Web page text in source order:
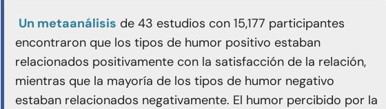
Un metaanálisis de 43 estudios con 15,177 participantes
encontraron que los tipos de humor positivo estaban
relacionados positivamente con la satisfacción de la relación,
mientras que la mayoría de los tipos de humor negativo
estaban relacionados negativamente. El humor percibido por la